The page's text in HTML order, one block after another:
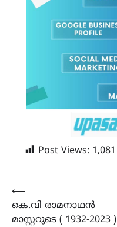
Post Views: 1,081
Post
navigation
⟵
കെ.വി രാമനാഥൻ
മാസ്റ്ററുടെ ( 1932-2023 )